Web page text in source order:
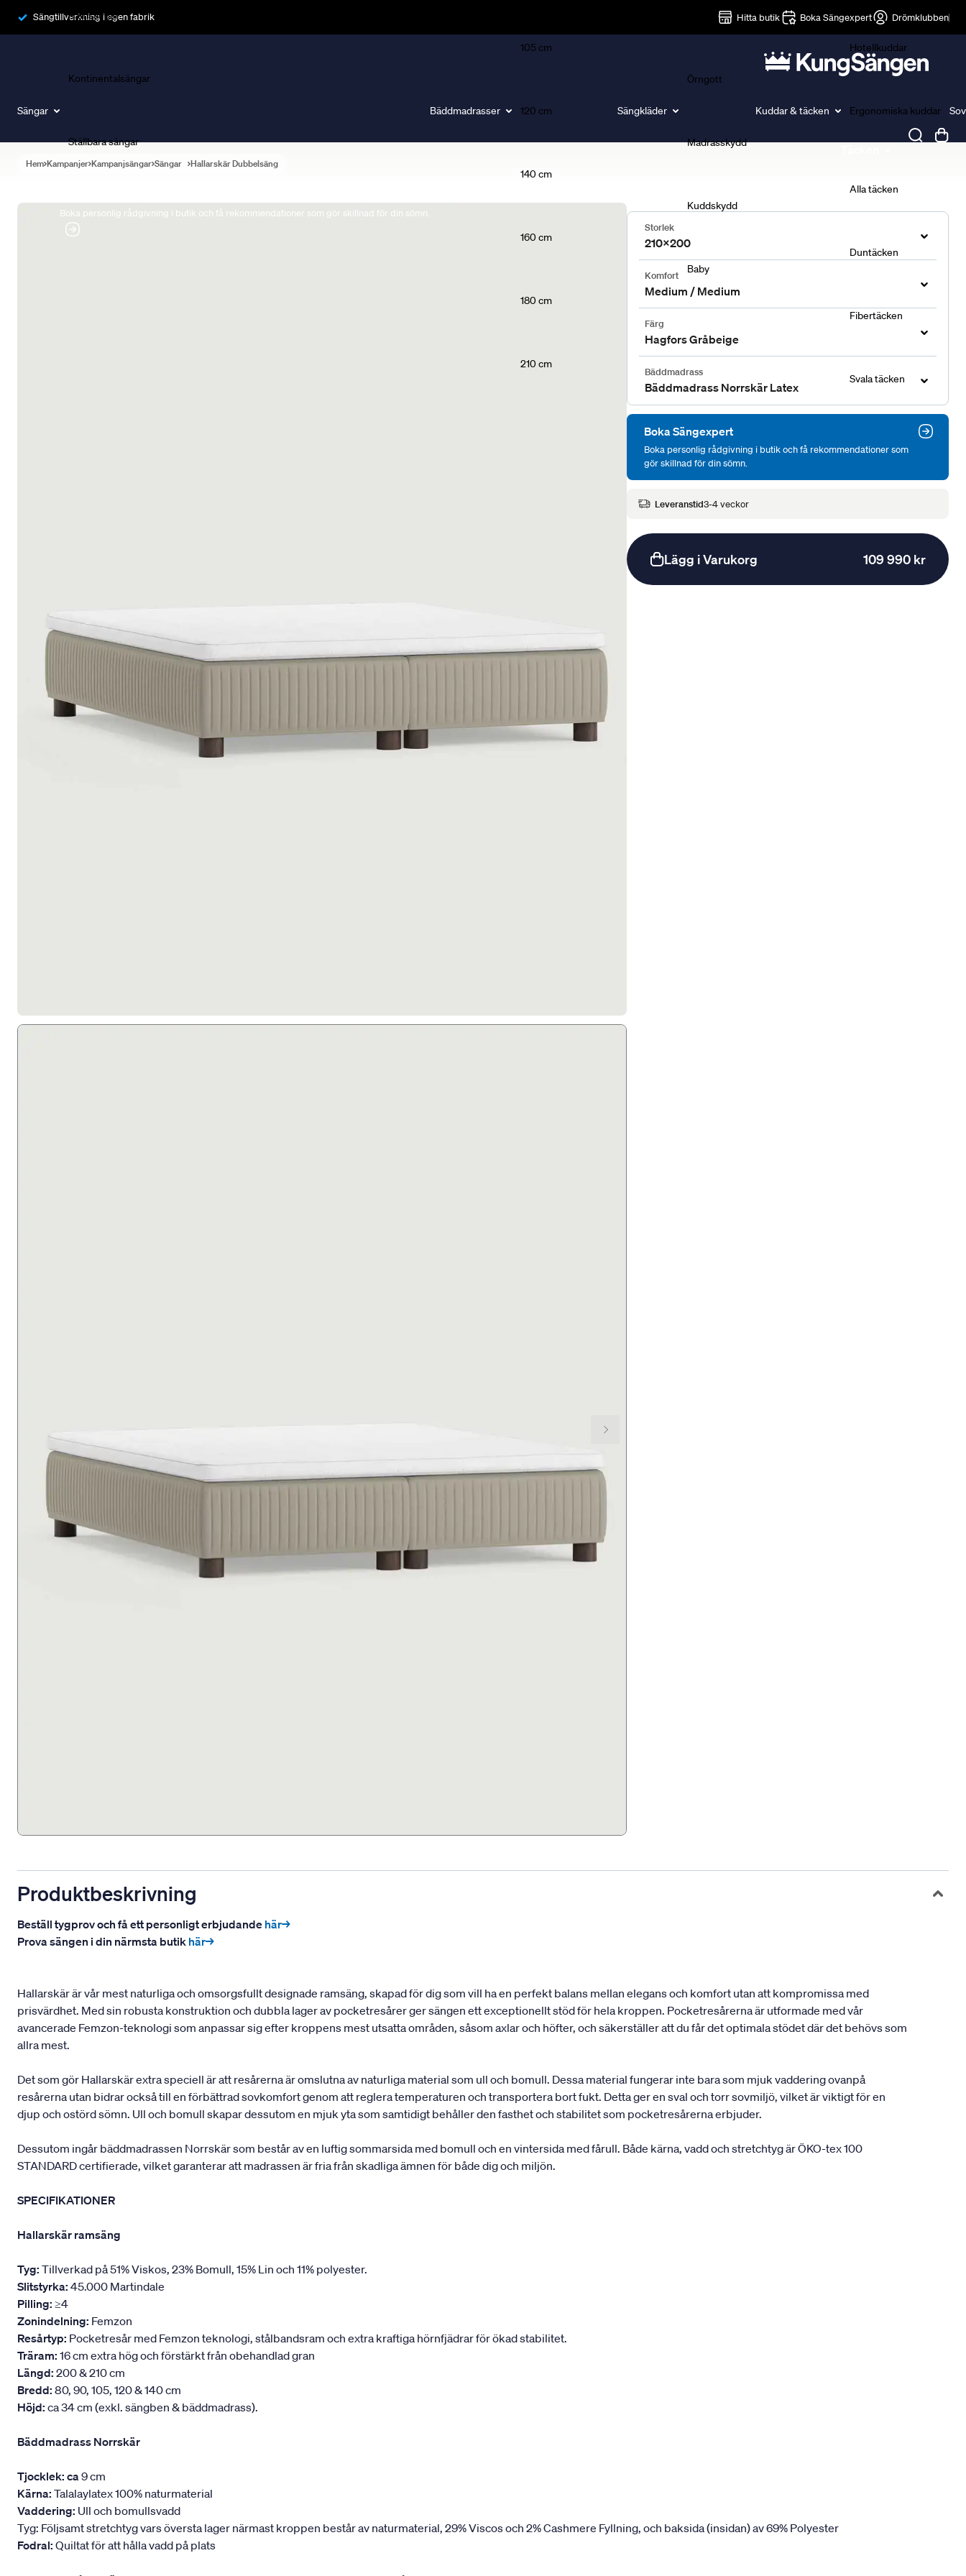
Sängtillverkning i egen fabrik Hitta butik Boka Sängexpert Drömklubben
Sängar
Ramsängar
Kontinentalsängar
Ställbara sängar
Boka personlig rådgivning i butik och få rekommendationer som gör skillnad för din sömn.
Bäddmadrasser
105 cm
120 cm
140 cm
160 cm
180 cm
210 cm
Sängkläder
Örngott
Madrasskydd
Kuddskydd
Baby
Kuddar & täcken
Hotellkuddar
Ergonomiska kuddar
Alla täcken
Duntäcken
Fibertäcken
Svala täcken
Hem Kampanjer Kampanjsängar Sängar Hallarskär Dubbelsäng
Storlek
210x200
Komfort
Medium / Medium
Färg
Hagfors Gråbeige
Bäddmadrass
Bäddmadrass Norrskär Latex
Boka Sängexpert
Boka personlig rådgivning i butik och få rekommendationer som
gör skillnad för din sömn.
Leveranstid3-4 veckor
Lägg i Varukorg 109 990 kr
Produktbeskrivning
Beställ tygprov och få ett personligt erbjudande här→
Prova sängen i din närmsta butik här→
Hallarskär är vår mest naturliga och omsorgsfullt designade ramsäng, skapad för dig som vill ha en perfekt balans mellan elegans och komfort utan att kompromissa med
prisvärdhet. Med sin robusta konstruktion och dubbla lager av pocketresårer ger sängen ett exceptionellt stöd för hela kroppen. Pocketresårerna är utformade med vår
avancerade Femzon-teknologi som anpassar sig efter kroppens mest utsatta områden, såsom axlar och höfter, och säkerställer att du får det optimala stödet där det behövs som
allra mest.
Det som gör Hallarskär extra speciell är att resårerna är omslutna av naturliga material som ull och bomull. Dessa material fungerar inte bara som mjuk vaddering ovanpå
resårerna utan bidrar också till en förbättrad sovkomfort genom att reglera temperaturen och transportera bort fukt. Detta ger en sval och torr sovmiljö, vilket är viktigt för en
djup och ostörd sömn. Ull och bomull skapar dessutom en mjuk yta som samtidigt behåller den fasthet och stabilitet som pocketresårerna erbjuder.
Dessutom ingår bäddmadrassen Norrskär som består av en luftig sommarsida med bomull och en vintersida med fårull. Både kärna, vadd och stretchtyg är ÖKO-tex 100
STANDARD certifierade, vilket garanterar att madrassen är fria från skadliga ämnen för både dig och miljön.
SPECIFIKATIONER
Hallarskär ramsäng
Tyg: Tillverkad på 51% Viskos, 23% Bomull, 15% Lin och 11% polyester.
Slitstyrka: 45.000 Martindale
Pilling: ≥4
Zonindelning: Femzon
Resårtyp: Pocketresår med Femzon teknologi, stålbandsram och extra kraftiga hörnfjädrar för ökad stabilitet.
Träram: 16 cm extra hög och förstärkt från obehandlad gran
Längd: 200 & 210 cm
Bredd: 80, 90, 105, 120 & 140 cm
Höjd: ca 34 cm (exkl. sängben & bäddmadrass).
Bäddmadrass Norrskär
Tjocklek: ca9 cm
Kärna: Talalaylatex 100% naturmaterial
Vaddering: Ull och bomullsvadd
Tyg: Följsamt stretchtyg vars översta lager närmast kroppen består av naturmaterial, 29% Viscos och 2% Cashmere Fyllning, och baksida (insidan) av 69% Polyester
Fodral: Quiltat för att hålla vadd på plats